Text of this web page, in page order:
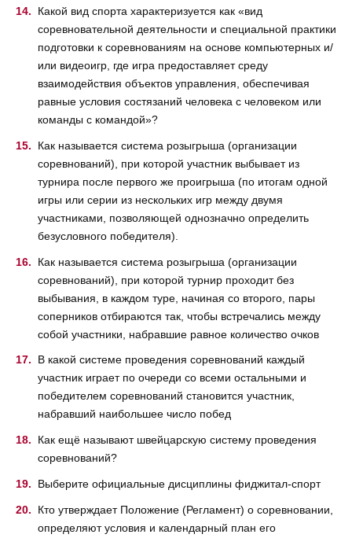
Какой вид спорта характеризуется как «вид
соревновательной деятельности и специальной практики
подготовки к соревнованиям на основе компьютерных и/
или видеоигр, где игра предоставляет среду
взаимодействия объектов управления, обеспечивая
равные условия состязаний человека с человеком или
команды с командой»?
Как называется система розыгрыша (организации
соревнований), при которой участник выбывает из
турнира после первого же проигрыша (по итогам одной
игры или серии из нескольких игр между двумя
участниками, позволяющей однозначно определить
безусловного победителя).
Как называется система розыгрыша (организации
соревнований), при которой турнир проходит без
выбывания, в каждом туре, начиная со второго, пары
соперников отбираются так, чтобы встречались между
собой участники, набравшие равное количество очков
В какой системе проведения соревнований каждый
участник играет по очереди со всеми остальными и
победителем соревнований становится участник,
набравший наибольшее число побед
Как ещё называют швейцарскую систему проведения
соревнований?
Выберите официальные дисциплины фиджитал-спорт
Кто утверждает Положение (Регламент) о соревновании,
определяют условия и календарный план его